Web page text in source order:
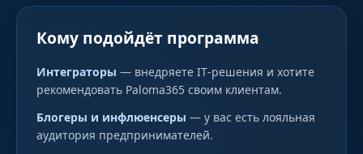
Кому подойдёт программа
Интеграторы — внедряете IT‑решения и хотите
рекомендовать Paloma365 своим клиентам.
Блогеры и инфлюенсеры — у вас есть лояльная
аудитория предпринимателей.